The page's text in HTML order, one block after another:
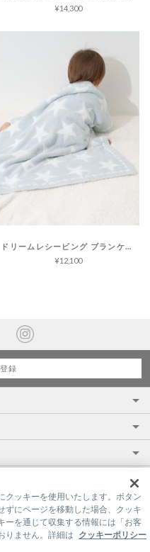
¥14,300
ドリームレシービング ブランケット コージーシック
¥12,100
録
クッキーを使用いたします。ボタン
ずにページを移動した場合、クッキ
ーを通じて収集する情報には「お客
りません。詳細は クッキーポリシー